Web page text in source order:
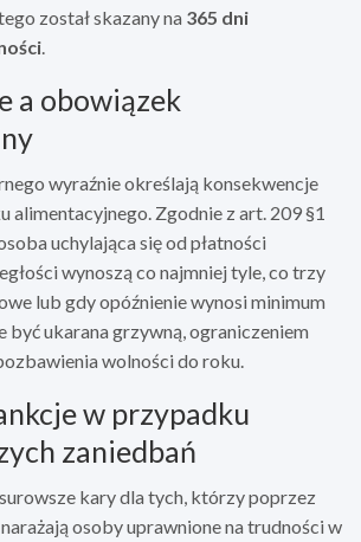
został skazany na 365 dni
a obowiązek
wyraźnie określają konsekwencje
alimentacyjnego. Zgodnie z art. 209 §1
uchylająca się od płatności
wynoszą co najmniej tyle, co trzy
lub gdy opóźnienie wynosi minimum
być ukarana grzywną, ograniczeniem
wolności do roku.
w przypadku
zaniedbań
kary dla tych, którzy poprzez
osoby uprawnione na trudności w